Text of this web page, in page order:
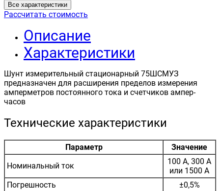
Все характеристики
Рассчитать стоимость
Описание
Характеристики
Шунт измерительный стационарный 75ШСМУЗ
предназначен для расширения пределов измерения
амперметров постоянного тока и счетчиков ампер-
часов
Технические характеристики
Параметр
Значение
Номинальный ток
100 А, 300 А
или 1500 А
Погрешность
±0,5%